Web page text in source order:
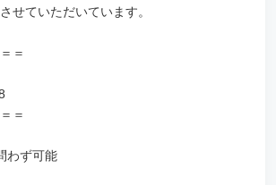
せていただいています。
＝
＝
わず可能